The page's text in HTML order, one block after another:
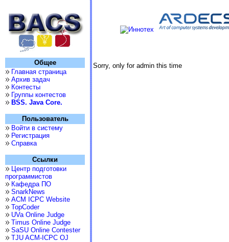
Общее
Главная страница
Архив задач
Контесты
Группы контестов
BSS. Java Core.
Пользователь
Войти в систему
Регистрация
Справка
Ссылки
Центр подготовки
программистов
Кафедра ПО
SnarkNews
ACM ICPC Website
TopCoder
UVa Online Judge
Timus Online Judge
SaSU Online Contester
TJU ACM-ICPC OJ
Sorry, only for admin this time